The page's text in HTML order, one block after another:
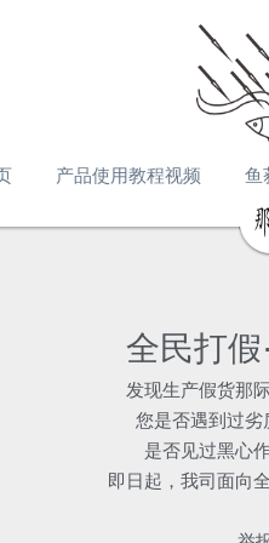
产品使用教程视频 鱼
全民打假
发现生产假货那
您是否遇到过劣
是否见过黑心
即日起，我司面向